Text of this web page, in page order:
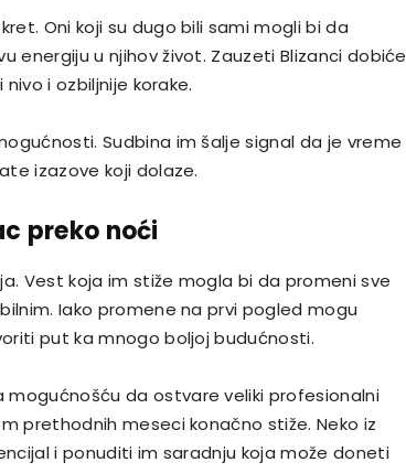
Oni koji su dugo bili sami mogli bi da
energiju u njihov život. Zauzeti Blizanci dobiće
i ozbiljnije korake.
Sudbina im šalje signal da je vreme
izazove koji dolaze.
preko noći
Vest koja im stiže mogla bi da promeni sve
Iako promene na prvi pogled mogu
put ka mnogo boljoj budućnosti.
da ostvare veliki profesionalni
prethodnih meseci konačno stiže. Neko iz
i ponuditi im saradnju koja može doneti